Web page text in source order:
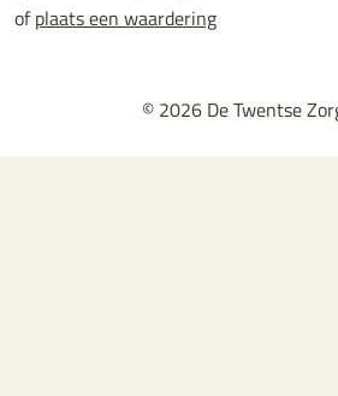
ofplaats een waardering
© 2026 De Twentse